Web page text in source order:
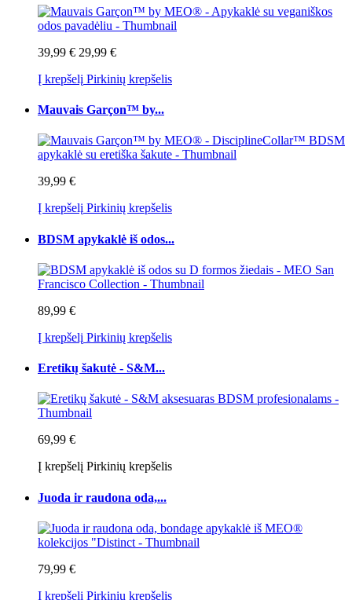
39,99 € 29,99 €
Į krepšelį Pirkinių krepšelis
Mauvais Garçon™ by...
39,99 €
Į krepšelį Pirkinių krepšelis
BDSM apykaklė iš odos...
89,99 €
Į krepšelį Pirkinių krepšelis
Eretikų šakutė - S&M...
69,99 €
Į krepšelį Pirkinių krepšelis
Juoda ir raudona oda,...
79,99 €
Į krepšelį Pirkinių krepšelis